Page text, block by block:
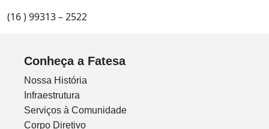
(16 ) 99313 – 2522
Conheça a Fatesa
Nossa História
Infraestrutura
Serviços à Comunidade
Corpo Diretivo